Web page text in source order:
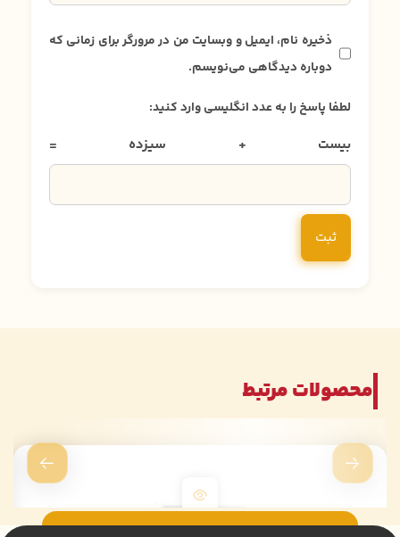
ذخیره نام، ایمیل و وبسایت من در مرورگر برای زمانی که
دوباره دیدگاهی می‌نویسم.
لطفا پاسخ را به عدد انگلیسی وارد کنید:
بیست + سیزده =
محصولات مرتبط